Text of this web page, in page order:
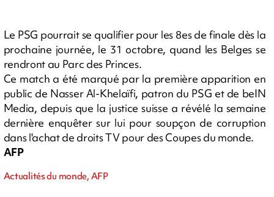
Le PSG pourrait se qualifier pour les 8es de finale dès la
prochaine journée, le 31 octobre, quand les Belges se
rendront au Parc des Princes.
Ce match a été marqué par la première apparition en
public de Nasser Al-Khelaïfi, patron du PSG et de beIN
Media, depuis que la justice suisse a révélé la semaine
dernière enquêter sur lui pour soupçon de corruption
dans l'achat de droits TV pour des Coupes du monde.
AFP
Actualités du monde, AFP